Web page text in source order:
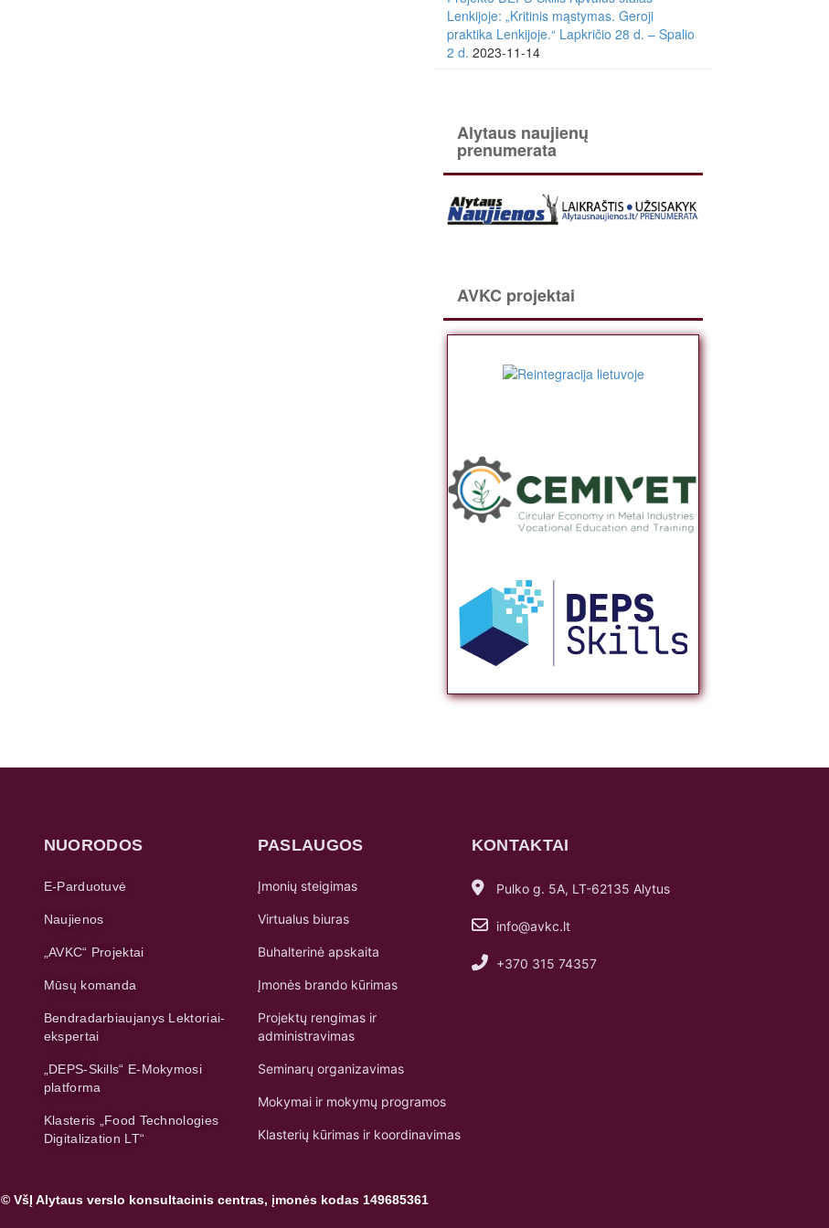
Lenkijoje: „Kritinis mąstymas. Geroji
praktika Lenkijoje.“ Lapkričio 28 d. – Spalio
2 d. 2023-11-14
Alytaus naujienų
prenumerata
AVKC projektai
NUORODOS
E-Parduotuvė
Naujienos
„AVKC“ Projektai
Mūsų komanda
Bendradarbiaujanys Lektoriai-
ekspertai
„DEPS-Skills“ E-Mokymosi
platforma
Klasteris „Food Technologies
Digitalization LT“
PASLAUGOS
Įmonių steigimas
Virtualus biuras
Buhalterinė apskaita
Įmonės brando kūrimas
Projektų rengimas ir
administravimas
Seminarų organizavimas
Mokymai ir mokymų programos
Klasterių kūrimas ir koordinavimas
KONTAKTAI
Pulko g. 5A, LT-62135 Alytus
info@avkc.lt
+370 315 74357
© VšĮ Alytaus verslo konsultacinis centras, įmonės kodas 149685361